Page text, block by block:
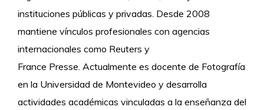
instituciones públicas y privadas. Desde 2008
mantiene vínculos profesionales con agencias
internacionales como Reuters y
France Presse. Actualmente es docente de Fotografía
en la Universidad de Montevideo y desarrolla
actividades académicas vinculadas a la enseñanza del